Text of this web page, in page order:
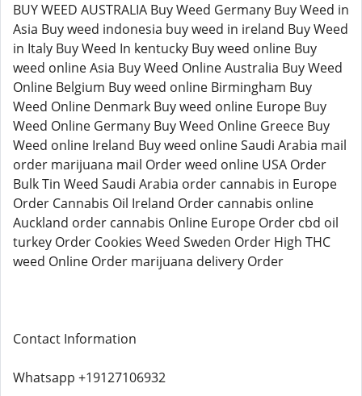
BUY WEED AUSTRALIA Buy Weed Germany Buy Weed in
Asia Buy weed indonesia buy weed in ireland Buy Weed
in Italy Buy Weed In kentucky Buy weed online Buy
weed online Asia Buy Weed Online Australia Buy Weed
Online Belgium Buy weed online Birmingham Buy
Weed Online Denmark Buy weed online Europe Buy
Weed Online Germany Buy Weed Online Greece Buy
Weed online Ireland Buy weed online Saudi Arabia mail
order marijuana mail Order weed online USA Order
Bulk Tin Weed Saudi Arabia order cannabis in Europe
Order Cannabis Oil Ireland Order cannabis online
Auckland order cannabis Online Europe Order cbd oil
turkey Order Cookies Weed Sweden Order High THC
weed Online Order marijuana delivery Order
Contact Information
Whatsapp +19127106932